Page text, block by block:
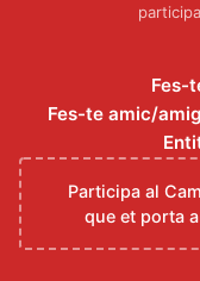
Fes-
Fes-te amic/
Participa al
que et porta